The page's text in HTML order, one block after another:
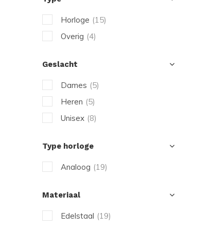
Horloge (15)
Overig (4)
Geslacht
Dames (5)
Heren (5)
Unisex (8)
Type horloge
Analoog (19)
Materiaal
Edelstaal (19)